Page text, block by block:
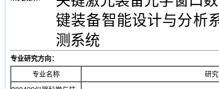
键装备智能设计与分析
测系统
专业研究方向：
专业名称
研